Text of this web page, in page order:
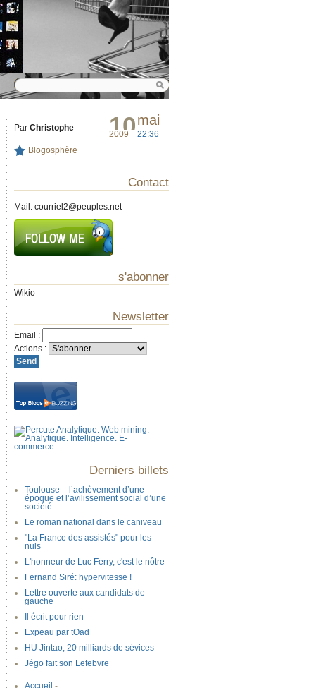
10mai
2009 22:36
Par Christophe
Blogosphère
Contact
Mail: courriel2@peuples.net
s'abonner
Wikio
Newsletter
Email :
Actions :
Derniers billets
Toulouse – l’achèvement d’une
époque et l’avilissement social d’une
société
Le roman national dans le caniveau
"La France des assistés" pour les
nuls
L'honneur de Luc Ferry, c'est le nôtre
Fernand Siré: hypervitesse !
Lettre ouverte aux candidats de
gauche
Il écrit pour rien
Expeau par tOad
HU Jintao, 20 milliards de sévices
Jégo fait son Lefebvre
Accueil -